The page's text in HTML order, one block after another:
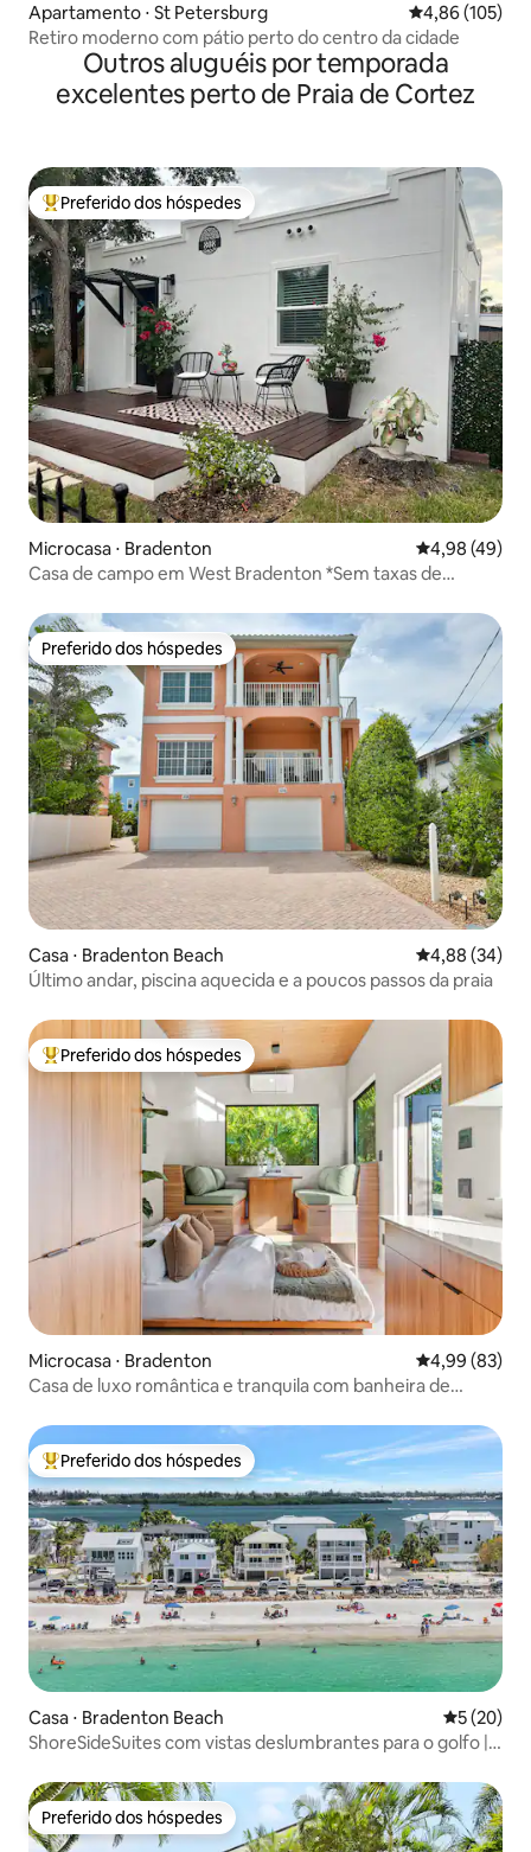
Apartamento ⋅ St Petersburg 4,86 de uma
4,86 (105)
Retiro moderno com pátio perto do centro da cidade
Outros aluguéis por temporada
excelentes perto de Praia de Cortez
Entre os melhores preferidos dos hóspedes
Preferido dos hóspedes
Microcasa ⋅ Bradenton 4,98 de uma
4,98 (49)
Casa de campo em West Bradenton *Sem taxas de
Preferido dos hóspedes
Preferido dos hóspedes
Casa ⋅ Bradenton Beach 4,88 de uma
4,88 (34)
Último andar, piscina aquecida e a poucos passos da praia
Entre os melhores preferidos dos hóspedes
Preferido dos hóspedes
Microcasa ⋅ Bradenton 4,99 de uma
4,99 (83)
Casa de luxo romântica e tranquila com banheira de
Entre os melhores preferidos dos hóspedes
Preferido dos hóspedes
Casa ⋅ Bradenton Beach 5 de uma
5 (20)
ShoreSideSuites com vistas deslumbrantes para o golfo |
Preferido dos hóspedes
Preferido dos hóspedes